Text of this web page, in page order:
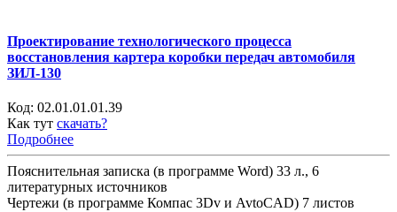
Проектирование технологического процесса
восстановления картера коробки передач автомобиля
ЗИЛ-130
Код: 02.01.01.01.39
Как тут скачать?
Подробнее
Пояснительная записка (в программе Word) 33 л., 6
литературных источников
Чертежи (в программе Компас 3Dv и AvtoCAD) 7 листов